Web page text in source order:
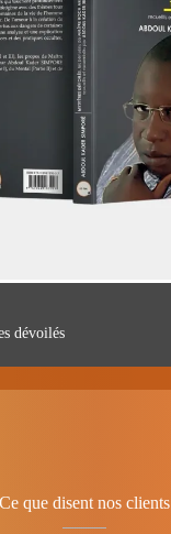
dévoilés
Ce que disent nos clients